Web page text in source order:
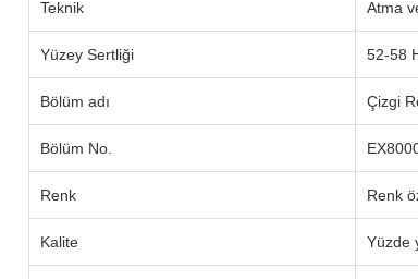
Teknik Atma
Yüzey Sertliği 52-58
Bölüm adı Çizgi
Bölüm No.
Renk Renk
Kalite Yüzde